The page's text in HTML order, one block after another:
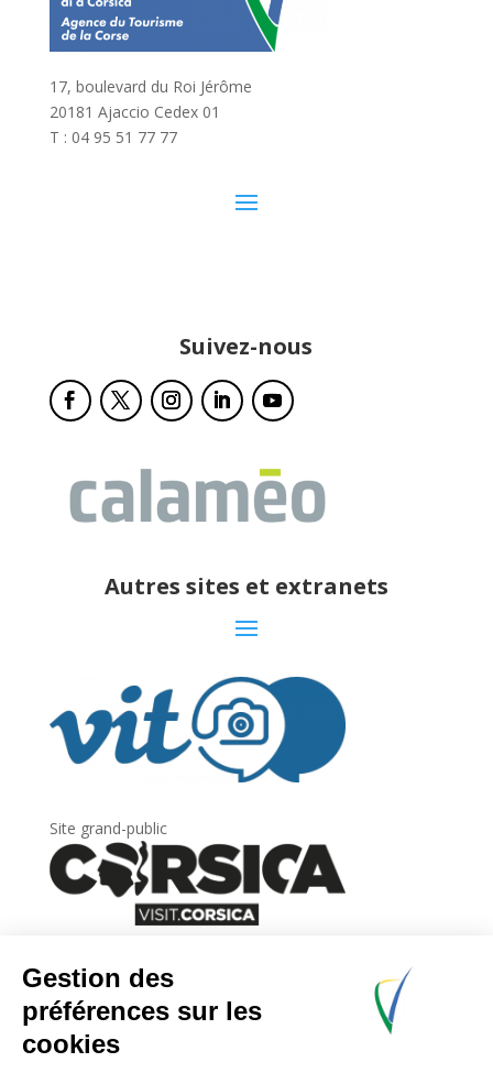
17, boulevard du Roi Jérôme
20181 Ajaccio Cedex 01
T : 04 95 51 77 77
Suivez-nous
Autres sites et extranets
Site grand-public
Newsletter
Inscrivez-vous àla lettre d’information
l’Agence du tourisme de la Corse.